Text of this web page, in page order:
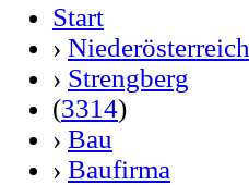
Start
› Niederösterreich
› Strengberg
(3314)
› Bau
› Baufirma